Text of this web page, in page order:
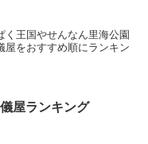
く王国やせんなん里海公園
屋をおすすめ順にランキン
屋ランキング